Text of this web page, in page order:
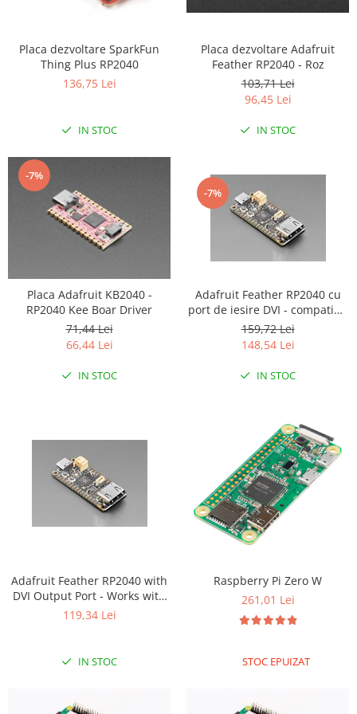
Adaptoare si convertoare
Convertor nivel logic
Convertor USB la serial
Datalogger
Multiplexor
Radio
Accesorii
Breadboard
Conectori
Cutii
Butoane, Tastaturi
Placa dezvoltare SparkFun
Thing Plus RP2040
136,75 Lei
IN STOC
Placa dezvoltare Adafruit
Feather RP2040 - Roz
103,71 Lei
96,45 Lei
IN STOC
-7%
Placa Adafruit KB2040 -
RP2040 Kee Boar Driver
71,44 Lei
66,44 Lei
IN STOC
-7%
Adafruit Feather RP2040 cu
port de iesire DVI - compatibil
cu HDMI
159,72 Lei
148,54 Lei
IN STOC
Adafruit Feather RP2040 with
DVI Output Port - Works with
HDMI
119,34 Lei
IN STOC
Raspberry Pi Zero W
261,01 Lei
STOC EPUIZAT